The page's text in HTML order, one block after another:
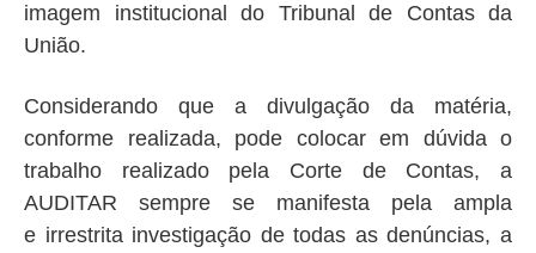
imagem institucional do Tribunal de Contas da
União.
Considerando que a divulgação da matéria,
conforme realizada, pode colocar em dúvida o
trabalho realizado pela Corte de Contas, a
AUDITAR sempre se manifesta pela ampla
e irrestrita investigação de todas as denúncias, a